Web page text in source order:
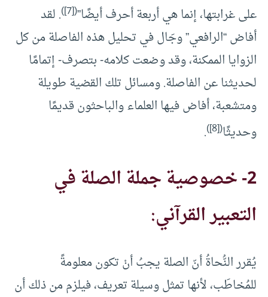
على غرابتها، إنما هي أربعة أحرف أيضًا”(
[7]
). لقد
أفاض “الرافعي” وجَال في تحليل هذه الفاصلة من كل
الزوايا الممكنة، وقد وضعت كلامه- بتصرف- إتمامًا
لحديثنا عن الفاصلة. ومسائل تلك القضية طويلة
ومتشعبة، أفاض فيها العلماء والباحثون قديمًا
وحديثًا(
[8]
)
.
2- خصوصية جملة الصلة في
التعبير القرآني:
يُقرر النُّحاةُ أنّ الصلة يجبُ أنْ تكون معلومةً
للمُخاطَب، لأنها تمثل وسيلة تعريف، فيلزم من ذلك أن